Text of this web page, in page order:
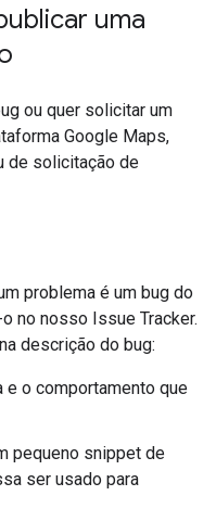
uma
ou quer solicitar um
Google Maps,
de solicitação de
problema é um bug do
no nosso Issue Tracker.
descrição do bug:
e o comportamento que
pequeno snippet de
ser usado para